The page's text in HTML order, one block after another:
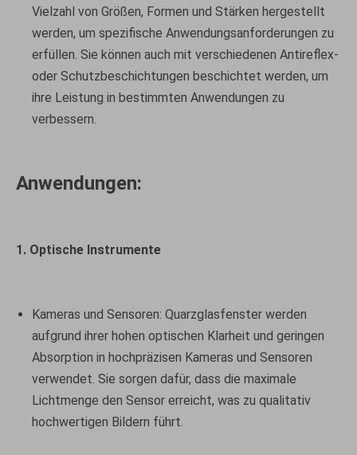
Vielzahl von Größen, Formen und Stärken hergestellt
werden, um spezifische Anwendungsanforderungen zu
erfüllen. Sie können auch mit verschiedenen Antireflex-
oder Schutzbeschichtungen beschichtet werden, um
ihre Leistung in bestimmten Anwendungen zu
verbessern.
Anwendungen:
1. Optische Instrumente
Kameras und Sensoren: Quarzglasfenster werden
aufgrund ihrer hohen optischen Klarheit und geringen
Absorption in hochpräzisen Kameras und Sensoren
verwendet. Sie sorgen dafür, dass die maximale
Lichtmenge den Sensor erreicht, was zu qualitativ
hochwertigen Bildern führt.